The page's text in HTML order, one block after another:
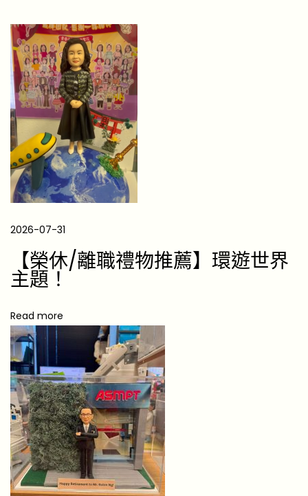
物
好
】
想
氹
掂
古
靈
精
怪
雙
座
呢
份
「
分
身
」
禮
物
包
佢
2026-07-31
【榮休/離職禮物推薦】環遊世界
主題！
Read more